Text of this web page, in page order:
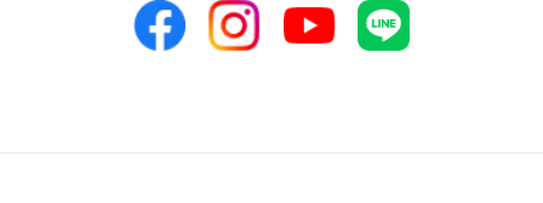
めます。当社において安全管理のために
講じている措置の内容については、本プ